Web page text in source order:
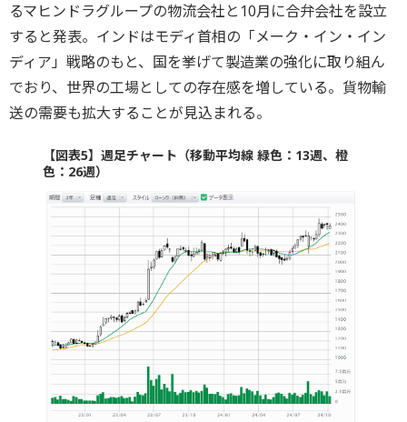
るマヒンドラグループの物流会社と10月に合弁会社を設立
すると発表。インドはモディ首相の「メーク・イン・イン
ディア」戦略のもと、国を挙げて製造業の強化に取り組ん
でおり、世界の工場としての存在感を増している。貨物輸
送の需要も拡大することが見込まれる。
【図表5】週足チャート（移動平均線 緑色：13週、橙
色：26週）